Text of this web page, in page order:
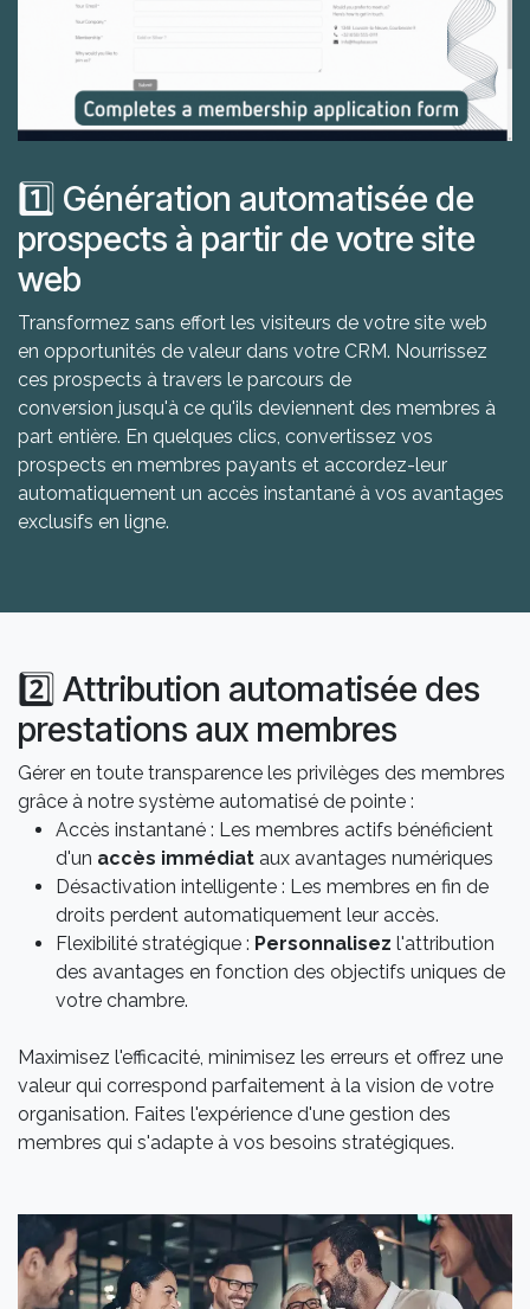
1️⃣ Génération automatisée de
prospects à partir de votre site
web
Transformez sans effort les visiteurs de votre site web
en opportunités de valeur dans votre CRM. Nourrissez
ces prospects à travers le parcours de
conversion jusqu'à ce qu'ils deviennent des membres à
part entière. En quelques clics, convertissez vos
prospects en membres payants et accordez-leur
automatiquement un accès instantané à vos avantages
exclusifs en ligne.
2️⃣ Attribution automatisée des
prestations aux membres
Gérer en toute transparence les privilèges des membres
grâce à notre système automatisé de pointe :
Accès instantané : Les membres actifs bénéficient
d'un accès immédiat aux avantages numériques
Désactivation intelligente : Les membres en fin de
droits perdent automatiquement leur accès.
Flexibilité stratégique : Personnalisez l'attribution
des avantages en fonction des objectifs uniques de
votre chambre.
Maximisez l'efficacité, minimisez les erreurs et offrez une
valeur qui correspond parfaitement à la vision de votre
organisation. Faites l'expérience d'une gestion des
membres qui s'adapte à vos besoins stratégiques.